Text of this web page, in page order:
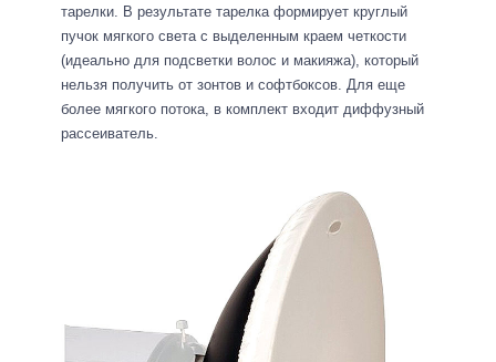
тарелки. В результате тарелка формирует круглый
пучок мягкого света с выделенным краем четкости
(идеально для подсветки волос и макияжа), который
нельзя получить от зонтов и софтбоксов. Для еще
более мягкого потока, в комплект входит диффузный
рассеиватель.